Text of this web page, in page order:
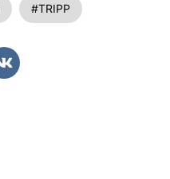
#TRIPP